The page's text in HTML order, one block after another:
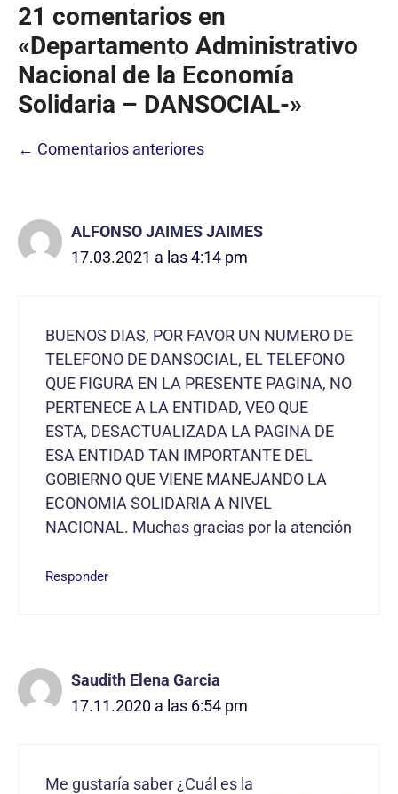
21 comentarios en
«Departamento Administrativo
Nacional de la Economía
Solidaria – DANSOCIAL-»
Navegación
← Comentarios anteriores
ALFONSO JAIMES JAIMES
17.03.2021 a las 4:14 pm
BUENOS DIAS, POR FAVOR UN NUMERO DE
TELEFONO DE DANSOCIAL, EL TELEFONO
QUE FIGURA EN LA PRESENTE PAGINA, NO
PERTENECE A LA ENTIDAD, VEO QUE
ESTA, DESACTUALIZADA LA PAGINA DE
ESA ENTIDAD TAN IMPORTANTE DEL
GOBIERNO QUE VIENE MANEJANDO LA
ECONOMIA SOLIDARIA A NIVEL
NACIONAL. Muchas gracias por la atención
Responder
Saudith Elena Garcia
17.11.2020 a las 6:54 pm
Me gustaría saber ¿Cuál es la